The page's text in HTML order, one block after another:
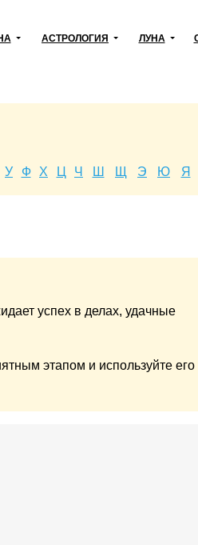
АСТРОЛОГИЯ ЛУНА
У Ф Х Ц Ч Ш Щ Э Ю Я
успех в делах, удачные
этапом и используйте его